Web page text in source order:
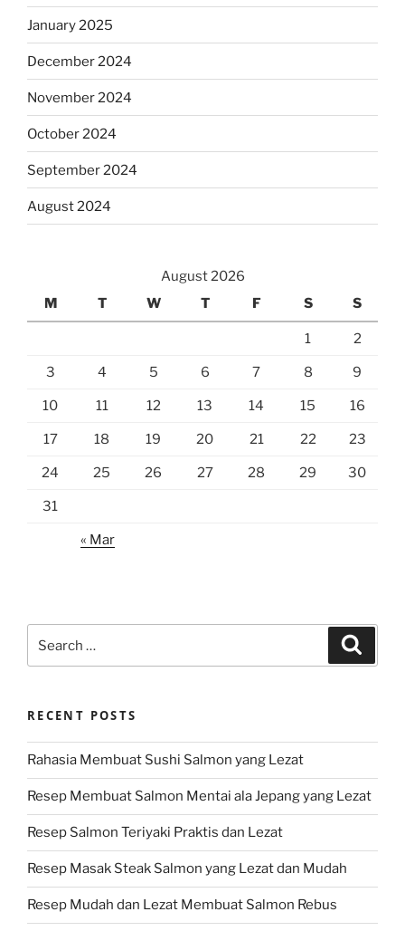
January 2025
December 2024
November 2024
October 2024
September 2024
August 2024
August 2026
M
T W T F S S
1 2
3 4 5 6 7 8 9
10 11 12 13 14 15 16
17 18 19 20 21 22 23
24 25 26 27 28 29 30
31
« Mar
for:
RECENT POSTS
Rahasia Membuat Sushi Salmon yang Lezat
Resep Membuat Salmon Mentai ala Jepang yang Lezat
Resep Salmon Teriyaki Praktis dan Lezat
Resep Masak Steak Salmon yang Lezat dan Mudah
Resep Mudah dan Lezat Membuat Salmon Rebus